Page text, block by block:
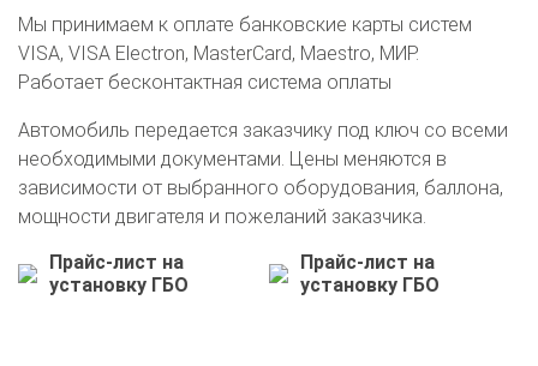
Мы принимаем к оплате банковские карты систем
VISA, VISA Electron, MasterCard, Maestro, МИР.
Работает бесконтактная система оплаты
Автомобиль передается заказчику под ключ со всеми
необходимыми документами. Цены меняются в
зависимости от выбранного оборудования, баллона,
мощности двигателя и пожеланий заказчика.
Прайс-лист на
установку ГБО
Прайс-лист на
установку ГБО